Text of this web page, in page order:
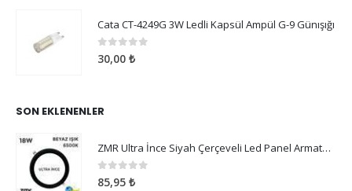
Cata CT-4249G 3W Ledli Kapsül Ampül G-9 Günışığı
05 üzerinden
30,00 ₺
SON EKLENENLER
ZMR Ultra İnce Siyah Çerçeveli Led Panel Armatür 18W Beyaz Işık
05 üzerinden
85,95 ₺